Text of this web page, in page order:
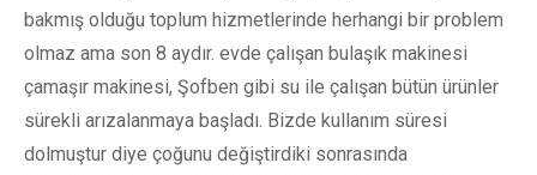
bakmış olduğu toplum hizmetlerinde herhangi bir problem
olmaz ama son 8 aydır. evde çalışan bulaşık makinesi
çamaşır makinesi, Şofben gibi su ile çalışan bütün ürünler
sürekli arızalanmaya başladı. Bizde kullanım süresi
dolmuştur diye çoğunu değiştirdiki sonrasında